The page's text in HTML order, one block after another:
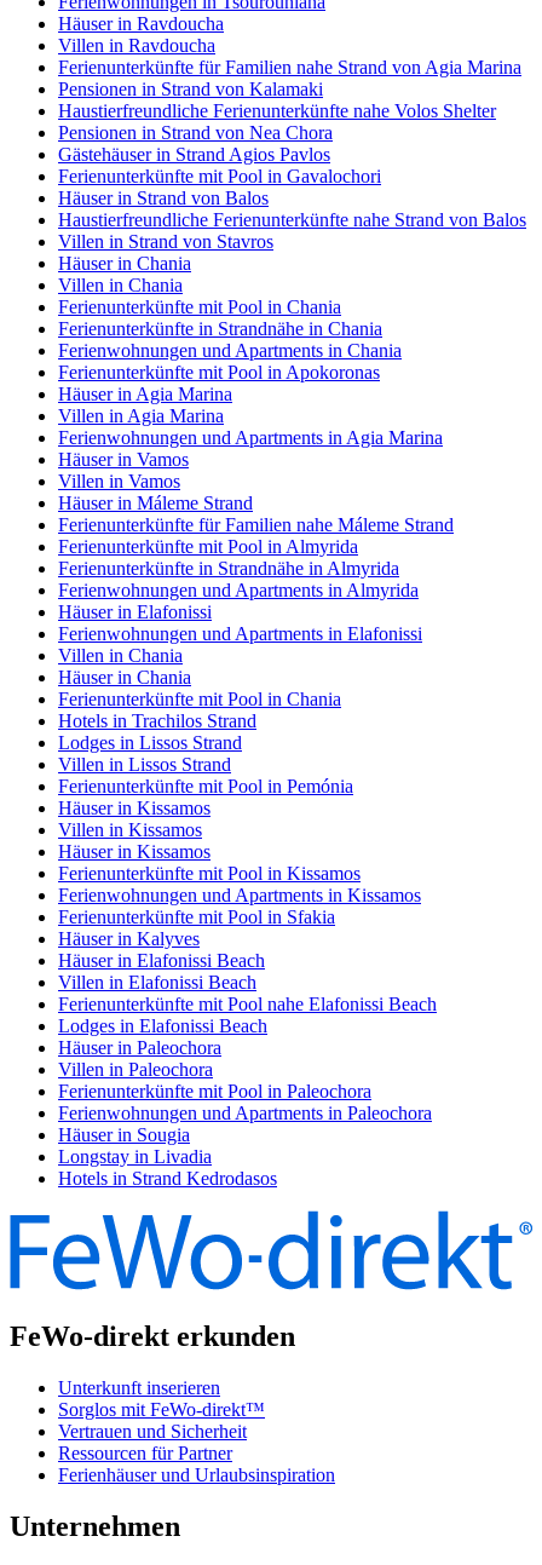
Häuser in Ravdoucha
Villen in Ravdoucha
Ferienunterkünfte für Familien nahe Strand von Agia Marina
Pensionen in Strand von Kalamaki
Haustierfreundliche Ferienunterkünfte nahe Volos Shelter
Pensionen in Strand von Nea Chora
Gästehäuser in Strand Agios Pavlos
Ferienunterkünfte mit Pool in Gavalochori
Häuser in Strand von Balos
Haustierfreundliche Ferienunterkünfte nahe Strand von Balos
Villen in Strand von Stavros
Häuser in Chania
Villen in Chania
Ferienunterkünfte mit Pool in Chania
Ferienunterkünfte in Strandnähe in Chania
Ferienwohnungen und Apartments in Chania
Ferienunterkünfte mit Pool in Apokoronas
Häuser in Agia Marina
Villen in Agia Marina
Ferienwohnungen und Apartments in Agia Marina
Häuser in Vamos
Villen in Vamos
Häuser in Máleme Strand
Ferienunterkünfte für Familien nahe Máleme Strand
Ferienunterkünfte mit Pool in Almyrida
Ferienunterkünfte in Strandnähe in Almyrida
Ferienwohnungen und Apartments in Almyrida
Häuser in Elafonissi
Ferienwohnungen und Apartments in Elafonissi
Villen in Chania
Häuser in Chania
Ferienunterkünfte mit Pool in Chania
Hotels in Trachilos Strand
Lodges in Lissos Strand
Villen in Lissos Strand
Ferienunterkünfte mit Pool in Pemónia
Häuser in Kissamos
Villen in Kissamos
Häuser in Kissamos
Ferienunterkünfte mit Pool in Kissamos
Ferienwohnungen und Apartments in Kissamos
Ferienunterkünfte mit Pool in Sfakia
Häuser in Kalyves
Häuser in Elafonissi Beach
Villen in Elafonissi Beach
Ferienunterkünfte mit Pool nahe Elafonissi Beach
Lodges in Elafonissi Beach
Häuser in Paleochora
Villen in Paleochora
Ferienunterkünfte mit Pool in Paleochora
Ferienwohnungen und Apartments in Paleochora
Häuser in Sougia
Longstay in Livadia
Hotels in Strand Kedrodasos
FeWo-direkt erkunden
Unterkunft inserieren
Sorglos mit FeWo-direkt™
Vertrauen und Sicherheit
Ressourcen für Partner
Ferienhäuser und Urlaubsinspiration
Unternehmen